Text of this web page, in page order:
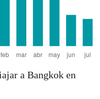
a Bangkok en